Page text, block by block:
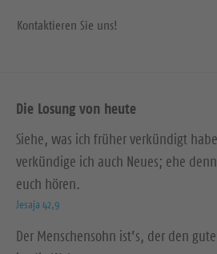
Kontaktieren Sie uns!
Die Losung von heute
Siehe, was ich früher verkündigt
verkündige ich auch Neues; ehe denn
euch hören.
Jesaja 42,9
Der Menschensohn ist’s, der den